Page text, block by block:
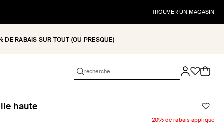
TROUVER UN MAGASIN
DE RABAIS SUR TOUT (OU PRESQUE)
Panier
haute
20% de rabais applique